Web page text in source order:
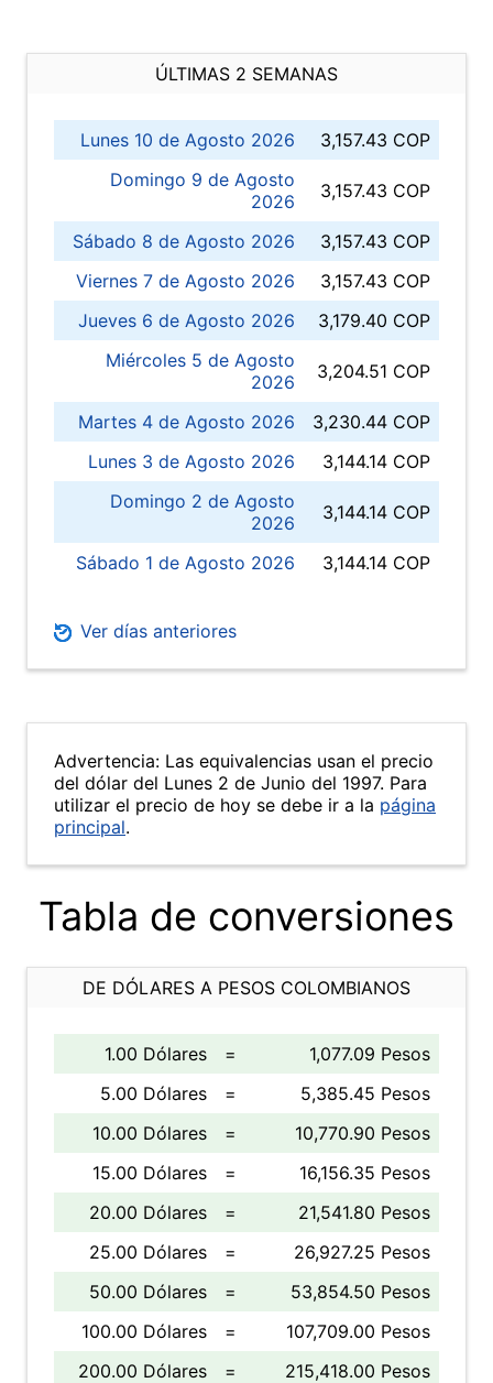
ÚLTIMAS 2 SEMANAS
Lunes 10 de Agosto 2026
3,157.43 COP
Domingo 9 de Agosto
2026
3,157.43 COP
Sábado 8 de Agosto 2026
3,157.43 COP
Viernes 7 de Agosto 2026
3,157.43 COP
Jueves 6 de Agosto 2026
3,179.40 COP
Miércoles 5 de Agosto
2026
3,204.51 COP
Martes 4 de Agosto 2026
3,230.44 COP
Lunes 3 de Agosto 2026
3,144.14 COP
Domingo 2 de Agosto
2026
3,144.14 COP
Sábado 1 de Agosto 2026 3,144.14 COP
Ver días anteriores
Advertencia: Las equivalencias usan el precio
del dólar del Lunes 2 de Junio del 1997. Para
utilizar el precio de hoy se debe ir a la página
principal.
Tabla de conversiones
DE DÓLARES A PESOS COLOMBIANOS
1.00 Dólares =
1,077.09 Pesos
5.00 Dólares
=
5,385.45 Pesos
10.00 Dólares
=
10,770.90 Pesos
15.00 Dólares
=
16,156.35 Pesos
20.00 Dólares
=
21,541.80 Pesos
25.00 Dólares
=
26,927.25 Pesos
50.00 Dólares
=
53,854.50 Pesos
100.00 Dólares
=
107,709.00 Pesos
200.00 Dólares
=
215,418.00 Pesos